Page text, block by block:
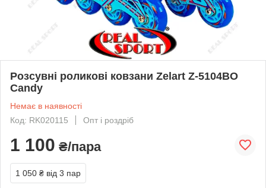
Розсувні роликові ковзани Zelart Z-5104BO
Candy
Немає в наявності
Код: RK020115
Опт і роздріб
1 100 ₴/пара
1 050 ₴ від 3 пар